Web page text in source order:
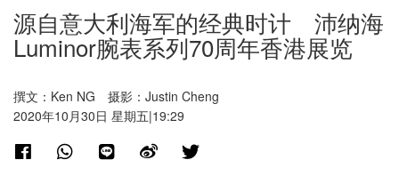
源自意大利海军的经典时计 沛纳海
Luminor腕表系列70周年香港展览
撰文：Ken NG 摄影：Justin Cheng
2020年10月30日 星期五|19:29